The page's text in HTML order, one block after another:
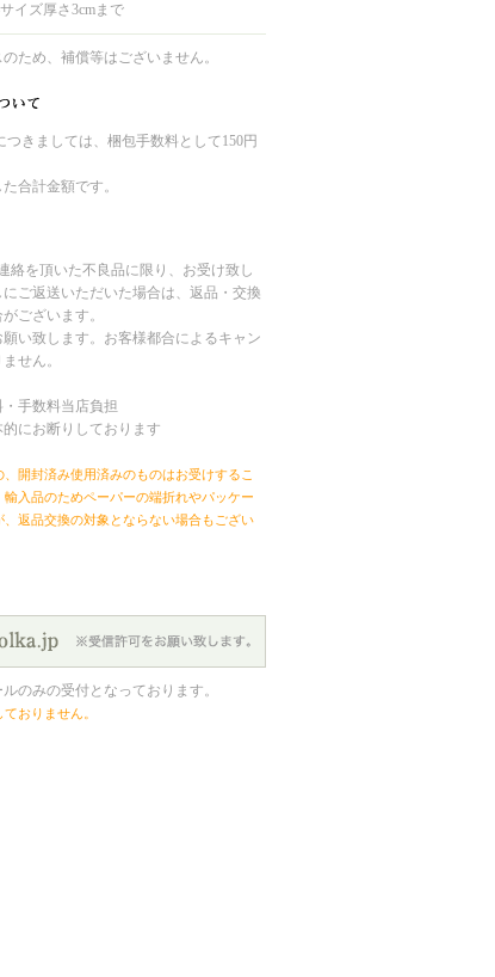
イズ厚さ3cmまで
ため、補償等はございません。
つきましては、梱包手数料として150円
合計金額です。
絡を頂いた不良品に限り、お受け致し
ご返送いただいた場合は、返品・交換
ございます。
い致します。お客様都合によるキャン
せん。
手数料当店負担
にお断りしております
、開封済み使用済みのものはお受けするこ
輸入品のためペーパーの端折れやパッケー
、返品交換の対象とならない場合もござい
のみの受付となっております。
おりません。